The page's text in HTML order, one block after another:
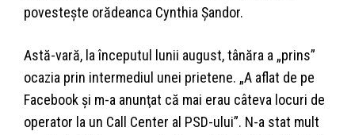
povesteşte orădeanca Cynthia Şandor.
Astă-vară, la începutul lunii august, tânăra a „prins”
ocazia prin intermediul unei prietene. „A aflat de pe
Facebook şi m-a anunţat că mai erau câteva locuri de
operator la un Call Center al PSD-ului”. N-a stat mult